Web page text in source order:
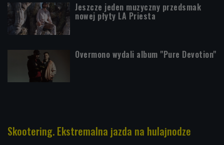
Jeszcze jeden muzyczny przedsmak
nowej płyty LA Priesta
Overmono wydali album "Pure Devotion"
Skootering. Ekstremalna jazda na hulajnodze